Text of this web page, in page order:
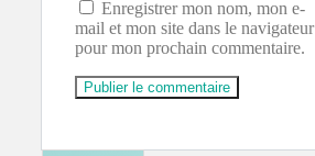
Enregistrer mon nom, mon e-
mail et mon site dans le navigateur
pour mon prochain commentaire.